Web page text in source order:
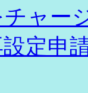
ャー
定申